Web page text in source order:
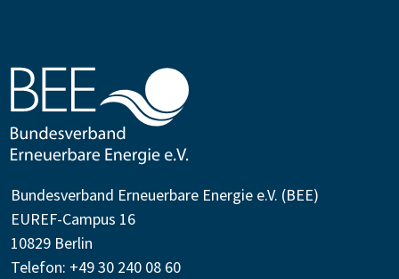
Bundesverband Erneuerbare Energie e.V. (BEE)
EUREF-Campus 16
10829 Berlin
Telefon: +49 30 240 08 60